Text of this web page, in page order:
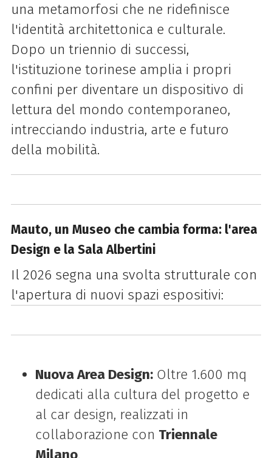
una metamorfosi che ne ridefinisce
l'identità architettonica e culturale.
Dopo un triennio di successi,
l'istituzione torinese amplia i propri
confini per diventare un dispositivo di
lettura del mondo contemporaneo,
intrecciando industria, arte e futuro
della mobilità.
Mauto, un Museo che cambia forma: l'area
Design e la Sala Albertini
Il 2026 segna una svolta strutturale con
l'apertura di nuovi spazi espositivi:
Nuova Area Design:Oltre 1.600 mq
dedicati alla cultura del progetto e
al car design, realizzati in
collaborazione con Triennale